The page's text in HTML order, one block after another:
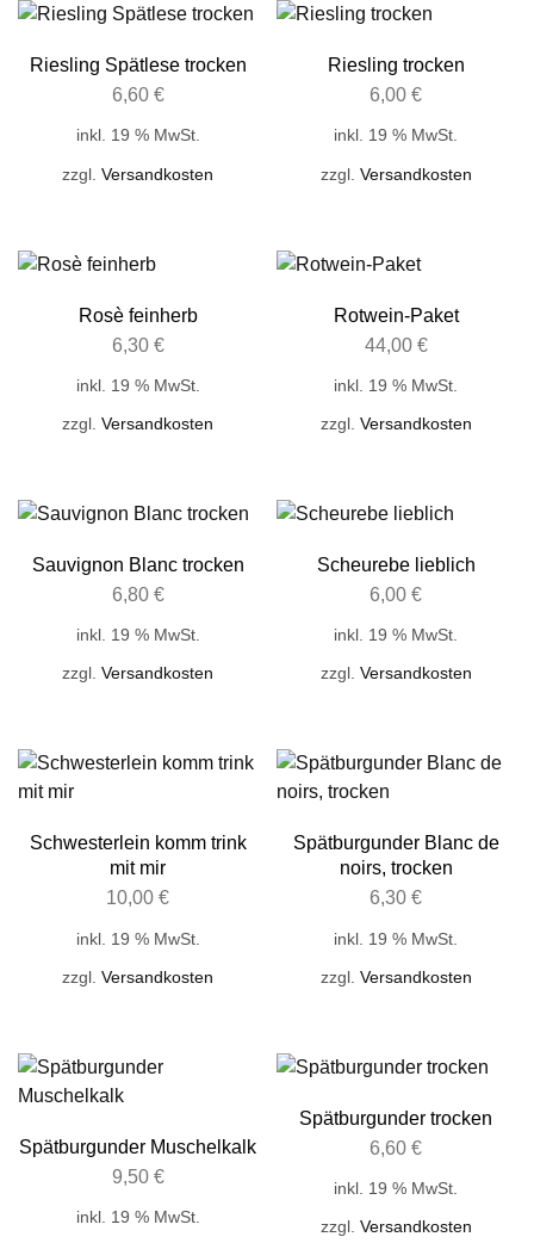
Riesling Spätlese trocken
6,60 €
inkl. 19 % MwSt.
zzgl.Versandkosten
Riesling trocken
6,00€
inkl. 19 % MwSt.
zzgl. Versandkosten
Rosè feinherb
6,30 €
inkl. 19 % MwSt.
zzgl.Versandkosten
Rotwein-Paket
44,00 €
inkl. 19 % MwSt.
zzgl. Versandkosten
Sauvignon Blanc trocken
6,80 €
inkl. 19 % MwSt.
zzgl.Versandkosten
Scheurebe lieblich
6,00€
inkl. 19 % MwSt.
zzgl. Versandkosten
Schwesterlein komm trink
mit mir
10,00€
inkl. 19 % MwSt.
zzgl.Versandkosten
Spätburgunder Blanc de
noirs, trocken
6,30€
inkl. 19 % MwSt.
zzgl. Versandkosten
Spätburgunder Muschelkalk
9,50 €
inkl. 19 % MwSt.
Spätburgunder trocken
6,60€
inkl. 19 % MwSt.
zzgl. Versandkosten